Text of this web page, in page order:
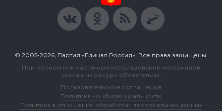
© 2005-2026, Партия «Единая Россия». Все права защищены.
При полном или частичном использовании материалов
ссылка на ресурс обязательна.
Пользовательское соглашение
Политика конфиденциальности
Политика в отношении обработки персональных данных